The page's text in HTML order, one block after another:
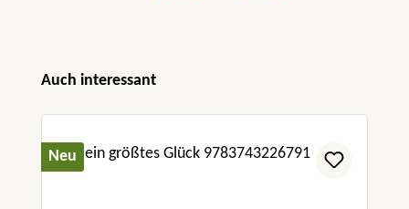
Produktgalerie überspringen
Auch interessant
Neu